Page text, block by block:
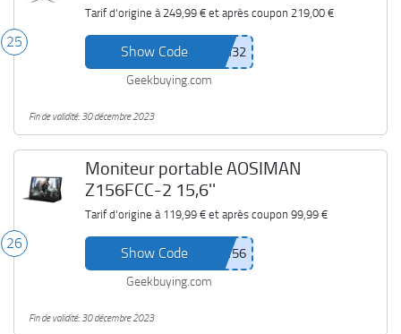
25
Tarif d'origine à 249,99 €et après coupon 219,00 €
Show Code
Geekbuying.com
Fin de validité: 30 décembre 2023
26
Moniteur portable AOSIMAN
Z156FCC-2 15,6''
Tarif d'origine à 119,99 €et après coupon 99,99 €
Show Code
Geekbuying.com
Fin de validité: 30 décembre 2023